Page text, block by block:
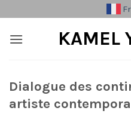
to
content
KAMEL
Dialogue des
artiste